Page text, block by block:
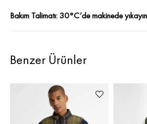
Bakım Talimatı: 30°C’de makinede
Benzer Ürünler